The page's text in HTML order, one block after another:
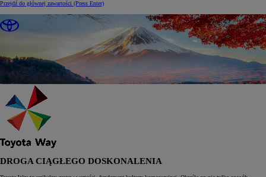
Przejdź do głównej zawartości (Press Enter)
DROGA CIĄGŁEGO DOSKONALENIA